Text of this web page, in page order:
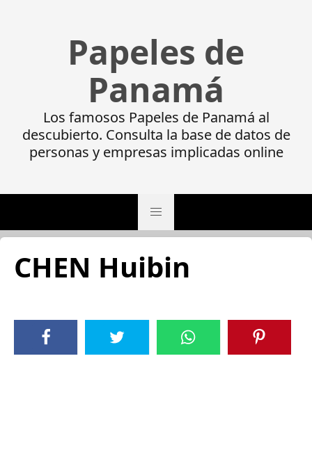
Papeles de
Panamá
Los famosos Papeles de Panamá al
descubierto. Consulta la base de datos de
personas y empresas implicadas online
CHEN Huibin